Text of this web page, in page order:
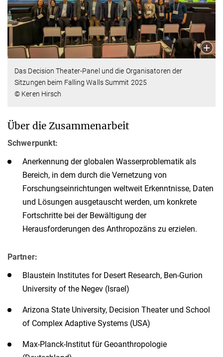
Das Decision Theater-Panel und die Organisatoren der
Sitzungen beim Falling Walls Summit 2025
© Keren Hirsch
Über die Zusammenarbeit
Schwerpunkt:
Anerkennung der globalen Wasserproblematik als
Bereich, in dem durch die Vernetzung von
Forschungseinrichtungen weltweit Erkenntnisse, Daten
und Lösungen ausgetauscht werden, um konkrete
Fortschritte bei der Bewältigung der
Herausforderungen des Anthropozäns zu erzielen.
Partner:
Blaustein Institutes for Desert Research, Ben-Gurion
University of the Negev (Israel)
Arizona State University, Decision Theater und School
of Complex Adaptive Systems (USA)
Max-Planck-Institut für Geoanthropologie